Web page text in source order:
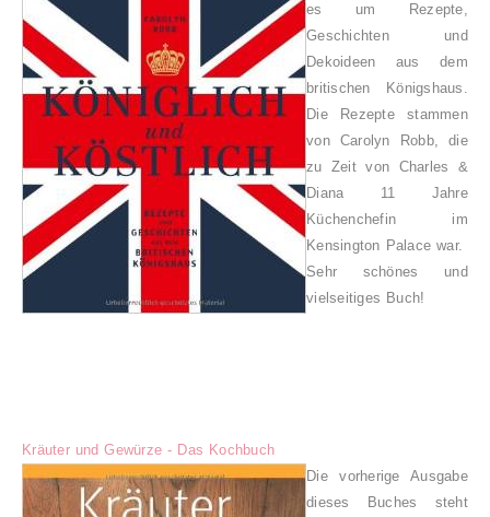
es um Rezepte,
Geschichten und
Dekoideen aus dem
britischen Königshaus.
Die Rezepte stammen
von Carolyn Robb, die
zu Zeit von Charles &
Diana 11 Jahre
Küchenchefin im
Kensington Palace war.
Sehr schönes und
vielseitiges Buch!
Kräuter und Gewürze - Das Kochbuch
Die vorherige Ausgabe
dieses Buches steht